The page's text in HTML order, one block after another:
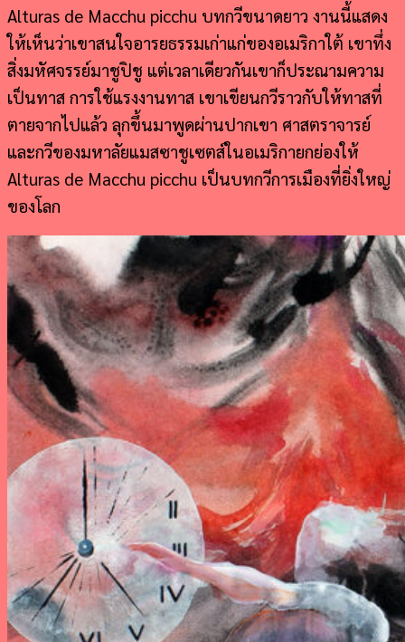
Alturas de Macchu picchu บทกวีขนาดยาว งานนี้แสดง
ให้เห็นว่าเขาสนใจอารยธรรมเก่าแก่ของอเมริกาใต้ เขาทึ่ง
สิ่งมหัศจรรย์มาชูปิชู แต่เวลาเดียวกันเขาก็ประณามความ
เป็นทาส การใช้แรงงานทาส เขาเขียนกวีราวกับให้ทาสที่
ตายจากไปแล้ว ลุกขึ้นมาพูดผ่านปากเขา ศาสตราจารย์
และกวีของมหาลัยแมสซาชูเซตส์ในอเมริกายกย่องให้
Alturas de Macchu picchu เป็นบทกวีการเมืองที่ยิ่งใหญ่
ของโลก